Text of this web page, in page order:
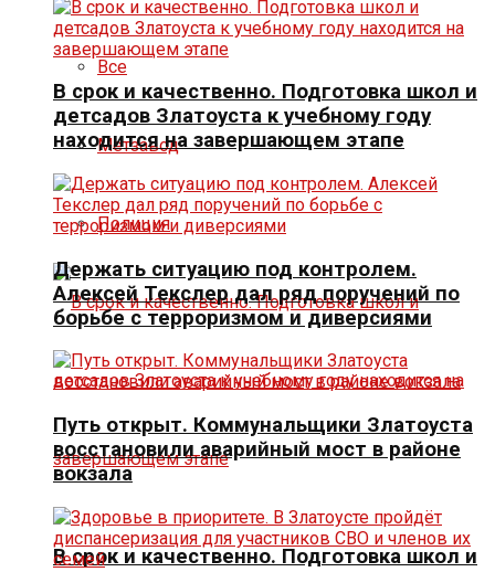
Все
Метзавод
Полиция
В срок и качественно. Подготовка школ и
В срок и качественно. Подготовка школ и
детсадов Златоуста к учебному году
находится на завершающем этапе
Держать ситуацию под контролем.
Алексей Текслер дал ряд поручений по
борьбе с терроризмом и диверсиями
Путь открыт. Коммунальщики Златоуста
восстановили аварийный мост в районе
вокзала